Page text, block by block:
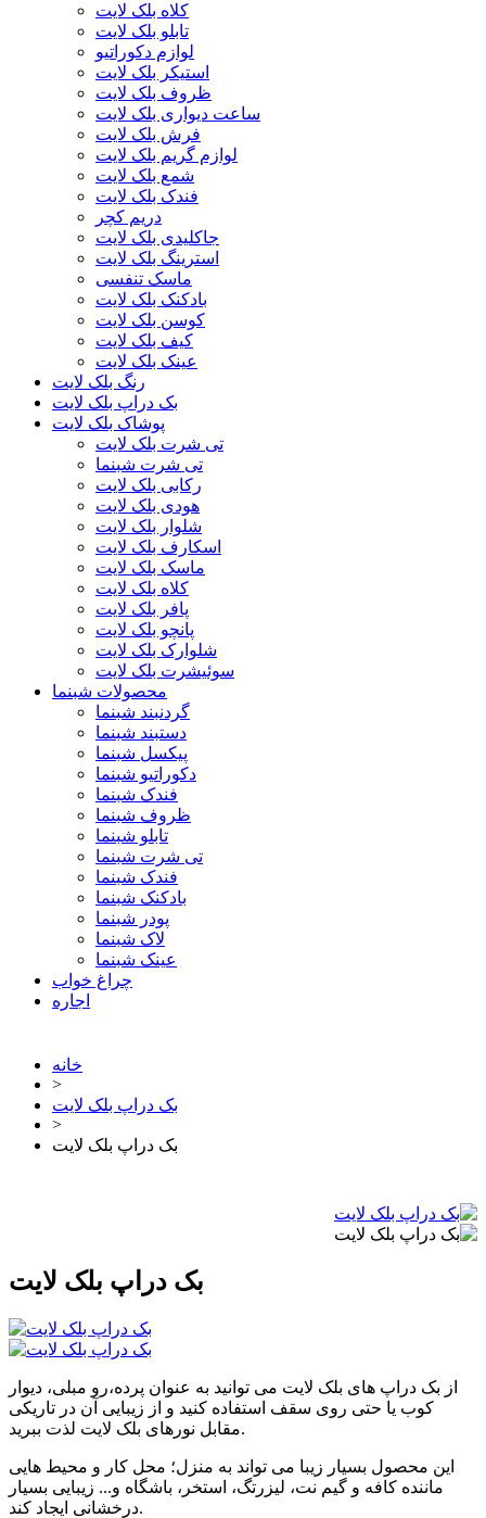
کلاه بلک لایت
تابلو بلک لایت
لوازم دکوراتیو
استیکر بلک لایت
ظروف بلک لایت
ساعت دیواری بلک لایت
فرش بلک لایت
لوازم گریم بلک لایت
شمع بلک لایت
فندک بلک لایت
دریم کچر
جاکلیدی بلک لایت
استرینگ بلک لایت
ماسک تنفسی
بادکنک بلک لایت
کوسن بلک لایت
کیف بلک لایت
عینک بلک لایت
رنگ بلک لایت
بک دراپ بلک لایت
پوشاک بلک لایت
تی شرت بلک لایت
تی شرت شبنما
رکابی بلک لایت
هودی بلک لایت
شلوار بلک لایت
اسکارف بلک لایت
ماسک بلک لایت
کلاه بلک لایت
پافر بلک لایت
پانچو بلک لایت
شلوارک بلک لایت
سوئیشرت بلک لایت
محصولات شبنما
گردنبند شبنما
دستبند شبنما
پیکسل شبنما
دکوراتیو شبنما
فندک شبنما
ظروف شبنما
تابلو شبنما
تی شرت شبنما
فندک شبنما
بادکنک شبنما
پودر شبنما
لاک شبنما
عینک شبنما
چراغ خواب
اجاره
خانه
>
بک دراپ بلک لایت
>
بک دراپ بلک لایت
بک دراپ بلک لایت
از بک دراپ های بلک لایت می توانید به عنوان پرده،رو مبلی، دیوار
کوب یا حتی روی سقف استفاده کنید و از زیبایی آن در تاریکی
مقابل نورهای بلک لایت لذت ببرید.
این محصول بسیار زیبا می تواند به منزل؛ محل کار و محیط هایی
ماننده کافه و گیم نت، لیزرتگ، استخر، باشگاه و... زیبایی بسیار
درخشانی ایجاد کند.